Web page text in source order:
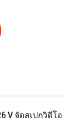
V จัดสเปกวิดีโอ